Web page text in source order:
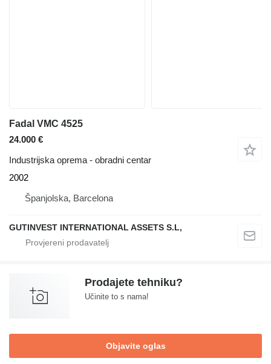
Fadal VMC 4525
24.000 €
Industrijska oprema - obradni centar
2002
Španjolska, Barcelona
GUTINVEST INTERNATIONAL ASSETS S.L,
Prodajete tehniku?
Učinite to s nama!
Objavite oglas